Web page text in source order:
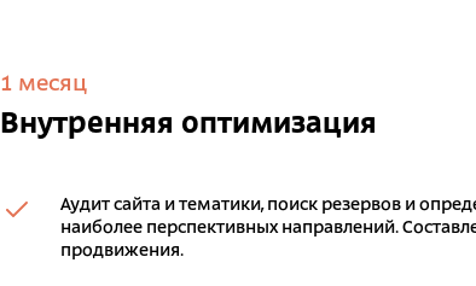
1 месяц
Внутренняя оптимизация
Аудит сайта и тематики, поиск резервов и
наиболее перспективных направлений.
продвижения.